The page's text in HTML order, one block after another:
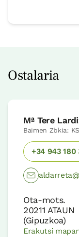
Ostalaria
Mª Tere
Baimen Zbkia:
+34 943 180
Ota-mots.
20211 ATAUN
(Gipuzkoa)
Erakutsi